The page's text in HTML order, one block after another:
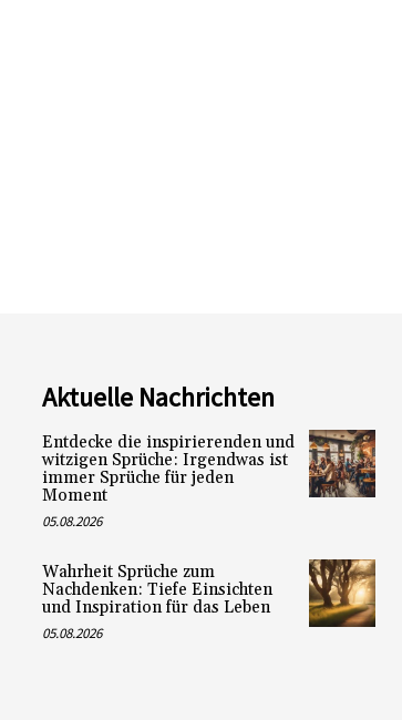
Aktuelle Nachrichten
Entdecke die inspirierenden und
witzigen Sprüche: Irgendwas ist
immer Sprüche für jeden
Moment
05.08.2026
Wahrheit Sprüche zum
Nachdenken: Tiefe Einsichten
und Inspiration für das Leben
05.08.2026